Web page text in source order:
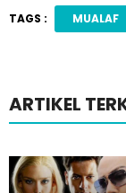
TAGS : MUALAF
ARTIKEL